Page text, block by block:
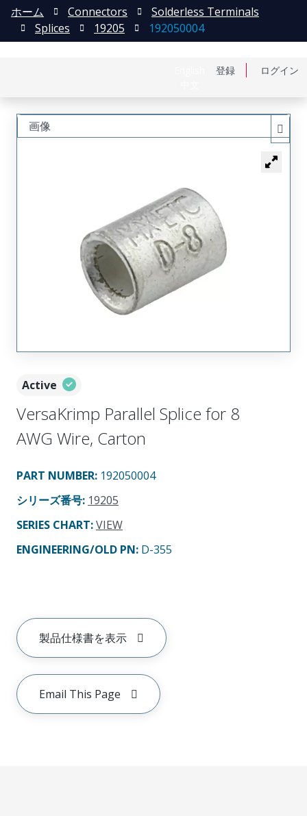
登録 ログイン
ホーム Connectors
Solderless Terminals
Splices
19205 192050004
Active
VersaKrimp Parallel Splice for 8
AWG Wire, Carton
PART NUMBER: 192050004
シリーズ番号: 19205
SERIES CHART:VIEW
ENGINEERING/OLD PN: D-355
製品仕様書を表示
Email This Page
画像